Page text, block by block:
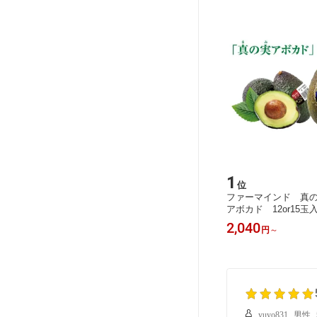
1 位
ファーマインド
アボカド 12or15
入
2,040 円 ～
yuyo831 男性